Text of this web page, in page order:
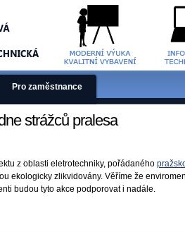
Pro zaměstnance
strážců pralesa
z oblasti eletrotechniky, pořádaného
ekologicky zlikvidovány. Věříme že
budou tyto akce podporovat i nadále.